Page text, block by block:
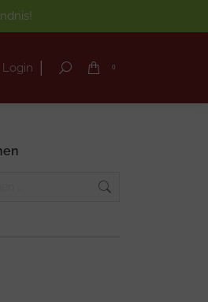
Login Search: 0